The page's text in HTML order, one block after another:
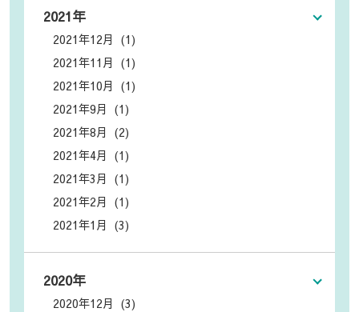
2021年
2021年12月 (1)
2021年11月 (1)
2021年10月 (1)
2021年9月 (1)
2021年8月 (2)
2021年4月 (1)
2021年3月 (1)
2021年2月 (1)
2021年1月 (3)
2020年
2020年12月 (3)